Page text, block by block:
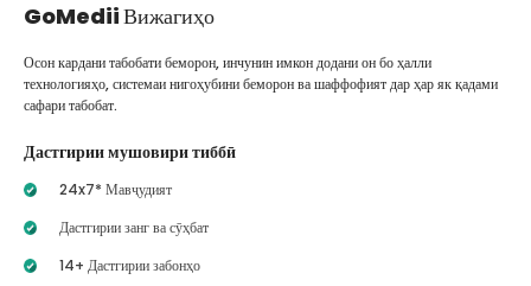
GoMediiВижагиҳо
Осон кардани табобати беморон, инчунин имкон додани он бо ҳалли
технологияҳо, системаи нигоҳубини беморон ва шаффофият дар ҳар як қадами
сафари табобат.
Дастгирии мушовири тиббӣ
24x7* Мавҷудият
Дастгирии занг ва сӯҳбат
14+ Дастгирии забонҳо